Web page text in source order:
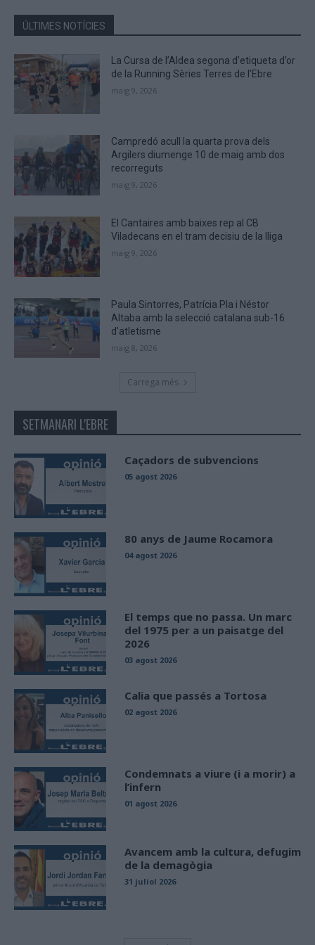
the
CAPTCHA
to
verify
that
you
ÚLTIMES NOTÍCIES
La Cursa de l’Aldea segona d’etiqueta d’or
de la Running Sèries Terres de l’Ebre
maig 9, 2026
Campredó acull la quarta prova dels
Argilers diumenge 10 de maig amb dos
recorreguts
maig 9, 2026
El Cantaires amb baixes rep al CB
Viladecans en el tram decisiu de la lliga
maig 9, 2026
Paula Sintorres, Patrícia Pla i Néstor
Altaba amb la selecció catalana sub-16
d’atletisme
maig 8, 2026
Carrega més
SETMANARI L'EBRE
Caçadors de subvencions
05 agost 2026
80 anys de Jaume Rocamora
04 agost 2026
El temps que no passa. Un marc
del 1975 per a un paisatge del
2026
03 agost 2026
Calia que passés a Tortosa
02 agost 2026
Condemnats a viure (i a morir) a
l’infern
01 agost 2026
Avancem amb la cultura, defugim
de la demagògia
31 juliol 2026